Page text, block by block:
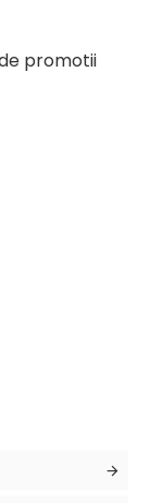
promotii